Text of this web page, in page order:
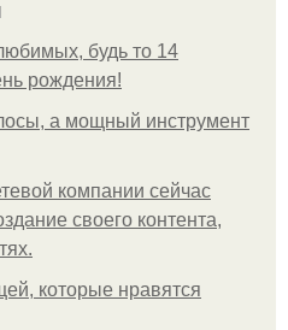
будь то 14
рождения!
а мощный инструмент
компании сейчас
своего контента,
которые нравятся